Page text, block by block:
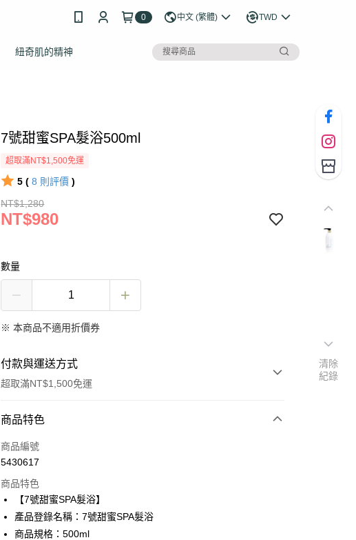
0 中文 (繁體) TWD
紐奇肌的精神
7號甜蜜SPA髮浴500ml
超取滿NT$1,500免運
5 ( 8 則評價 )
NT$1,280
NT$980
數量
※ 本商品不適用折價券
付款與運送方式
超取滿NT$1,500免運
付款方式
信用卡一次付款
LINE Pay
Apple Pay
商品特色
商品編號
5430617
商品特色
【7號甜蜜SPA髮浴】
產品登錄名稱：7號甜蜜SPA髮浴
商品規格：500ml
清除
紀錄